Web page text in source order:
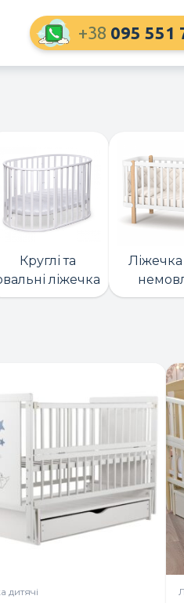
+38 095 551
Круглі та
ліжечка
дитячі